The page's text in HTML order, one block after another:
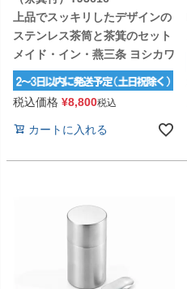
上品でスッキリしたデザインの
ステンレス茶筒と茶箕のセット
メイド・イン・燕三条 ヨシカワ
税込価格 ¥8,800税込
カートに入れる